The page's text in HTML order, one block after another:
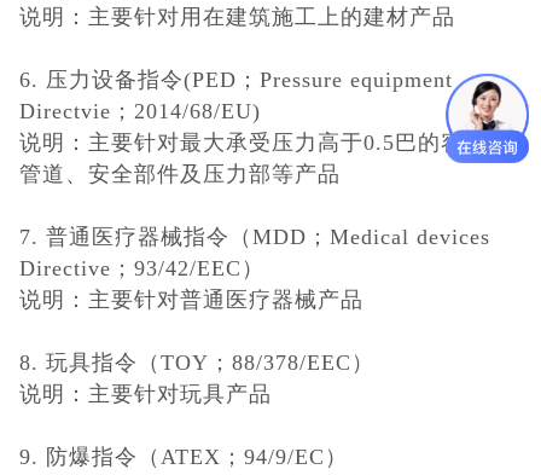
说明：主要针对用在建筑施工上的建材产品
6. 压力设备指令(PED；Pressure equipment
Directvie；2014/68/EU)
说明：主要针对最大承受压力高于0.5巴的容器、
管道、安全部件及压力部等产品
7. 普通医疗器械指令（MDD；Medical devices
Directive；93/42/EEC）
说明：主要针对普通医疗器械产品
8. 玩具指令（TOY；88/378/EEC）
说明：主要针对玩具产品
9. 防爆指令（ATEX；94/9/EC）